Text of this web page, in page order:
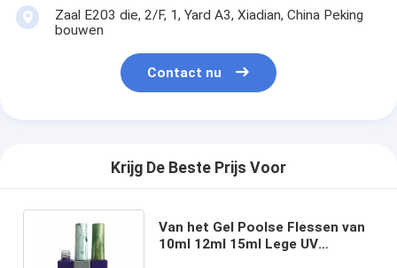
Zaal E203 die, 2/F, 1, Yard A3, Xiadian, China Peking
bouwen
Contact nu
Krijg De Beste Prijs Voor
Van het Gel Poolse Flessen van
10ml 12ml 15ml Lege UV